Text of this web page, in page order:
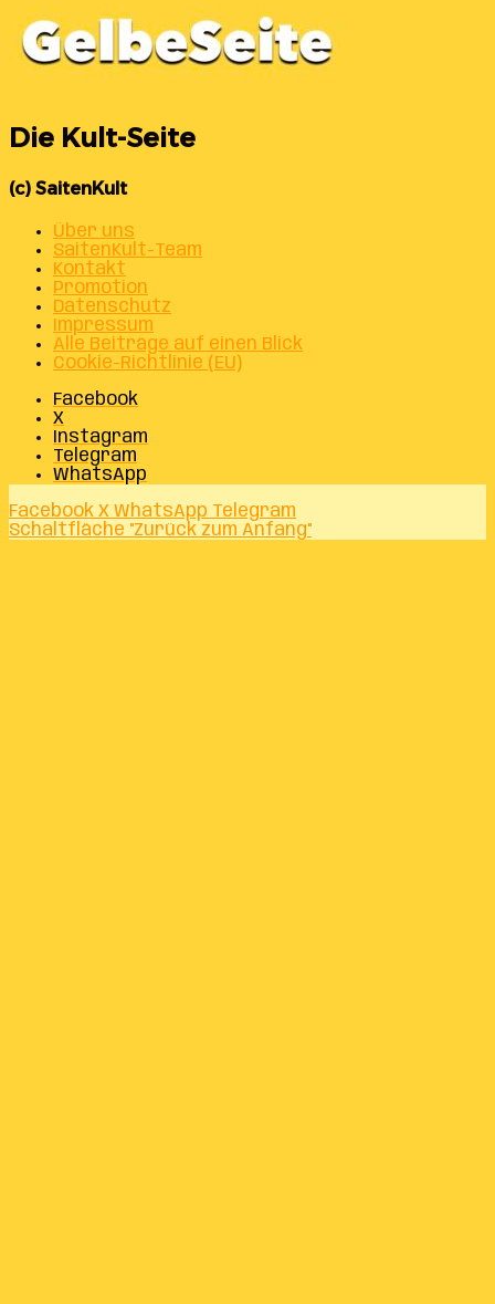
Die Kult-Seite
(c) SaitenKult
Über uns
SaitenKult-Team
Kontakt
Promotion
Datenschutz
Impressum
Alle Beiträge auf einen Blick
Cookie-Richtlinie (EU)
Facebook
X
Instagram
Telegram
WhatsApp
Facebook X WhatsApp Telegram
Schaltfläche "Zurück zum Anfang"